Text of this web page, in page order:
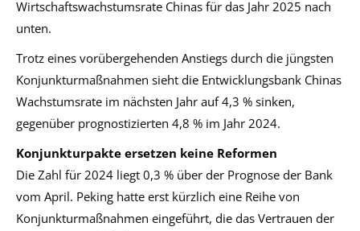
Wirtschaftswachstumsrate Chinas für das Jahr 2025 nach
unten.
Trotz eines vorübergehenden Anstiegs durch die jüngsten
Konjunkturmaßnahmen sieht die Entwicklungsbank Chinas
Wachstumsrate im nächsten Jahr auf 4,3 % sinken,
gegenüber prognostizierten 4,8 % im Jahr 2024.
Konjunkturpakte ersetzen keine Reformen
Die Zahl für 2024 liegt 0,3 % über der Prognose der Bank
vom April. Peking hatte erst kürzlich eine Reihe von
Konjunkturmaßnahmen eingeführt, die das Vertrauen der